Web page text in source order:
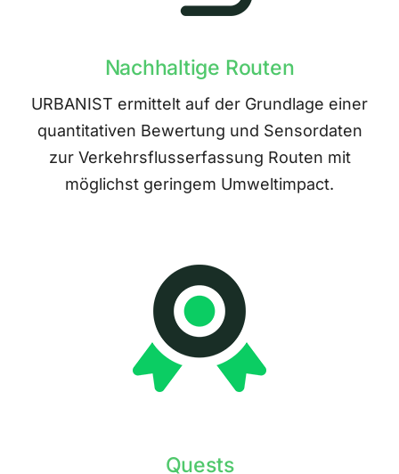
Nachhaltige Routen
URBANIST ermittelt auf der Grundlage einer
quantitativen Bewertung und Sensordaten
zur Verkehrsflusserfassung Routen mit
möglichst geringem Umweltimpact.
Quests